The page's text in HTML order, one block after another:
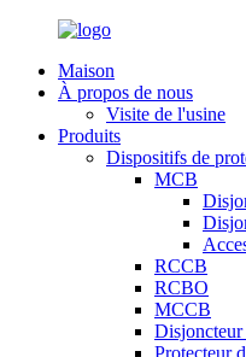
Maison
À propos de nous
Visite de l'usine
Produits
Dispositifs de
MCB
RCCB
RCBO
MCCB
Disjoncteur
Protecteur